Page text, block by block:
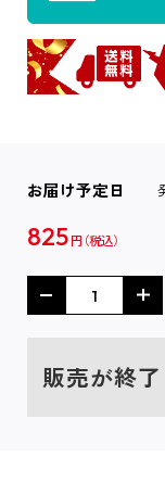
お届け予定日
825 円
販売が終